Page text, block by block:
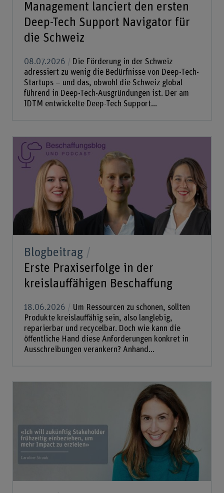
Management lanciert den ersten
Deep-Tech Support Navigator für
die Schweiz
08.07.2026
Die Förderung in der Schweiz
adressiert zu wenig die Bedürfnisse von Deep-Tech-
Startups – und das, obwohl die Schweiz global
führend in Deep-Tech-Ausgründungen ist. Der am
IDTM entwickelte Deep-Tech Support...
Blogbeitrag
Erste Praxiserfolge in der
kreislauffähigen Beschaffung
18.06.2026
Um Ressourcen zu schonen, sollten
Produkte kreislauffähig sein, also langlebig,
reparierbar und recycelbar. Doch wie kann die
öffentliche Hand diese Anforderungen konkret in
Ausschreibungen verankern? Anhand...